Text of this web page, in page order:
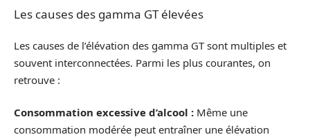
Les causes des gamma GT élevées
Les causes de l’élévation des gamma GT sont multiples et
souvent interconnectées. Parmi les plus courantes, on
retrouve :
Consommation excessive d’alcool : Même une
consommation modérée peut entraîner une élévation